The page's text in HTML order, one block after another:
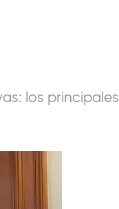
los principales